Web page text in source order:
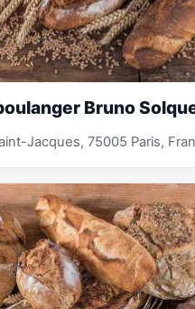
Bruno
Jacques, 75005 Paris,